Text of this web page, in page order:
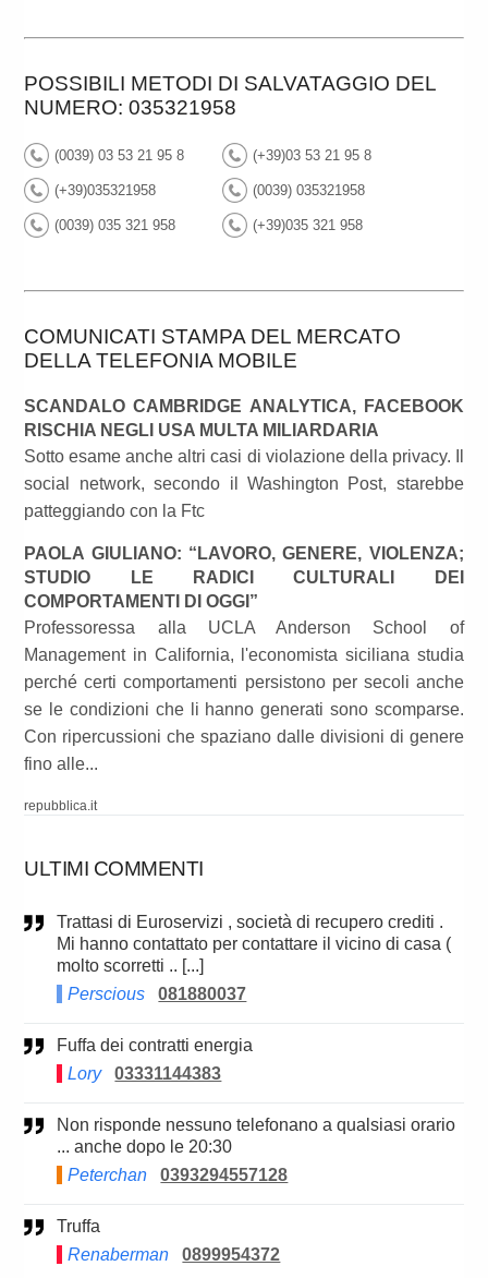
POSSIBILI METODI DI SALVATAGGIO DEL
NUMERO: 035321958
(0039) 03 53 21 95 8 (+39)03 53 21 95 8
(+39)035321958 (0039) 035321958
(0039) 035 321 958 (+39)035 321 958
COMUNICATI STAMPA DEL MERCATO
DELLA TELEFONIA MOBILE
SCANDALO CAMBRIDGE ANALYTICA, FACEBOOK
RISCHIA NEGLI USA MULTA MILIARDARIA
Sotto esame anche altri casi di violazione della privacy. Il
social network, secondo il Washington Post, starebbe
patteggiando con la Ftc
PAOLA GIULIANO: “LAVORO, GENERE, VIOLENZA;
STUDIO LE RADICI CULTURALI DEI
COMPORTAMENTI DI OGGI”
Professoressa alla UCLA Anderson School of
Management in California, l'economista siciliana studia
perché certi comportamenti persistono per secoli anche
se le condizioni che li hanno generati sono scomparse.
Con ripercussioni che spaziano dalle divisioni di genere
fino alle...
repubblica.it
ULTIMI COMMENTI
Trattasi di Euroservizi , società di recupero crediti .
Mi hanno contattato per contattare il vicino di casa (
molto scorretti .. [...]
Perscious
081880037
Fuffa dei contratti energia
Lory
03331144383
Non risponde nessuno telefonano a qualsiasi orario
... anche dopo le 20:30
Peterchan
0393294557128
Truffa
Renaberman
0899954372